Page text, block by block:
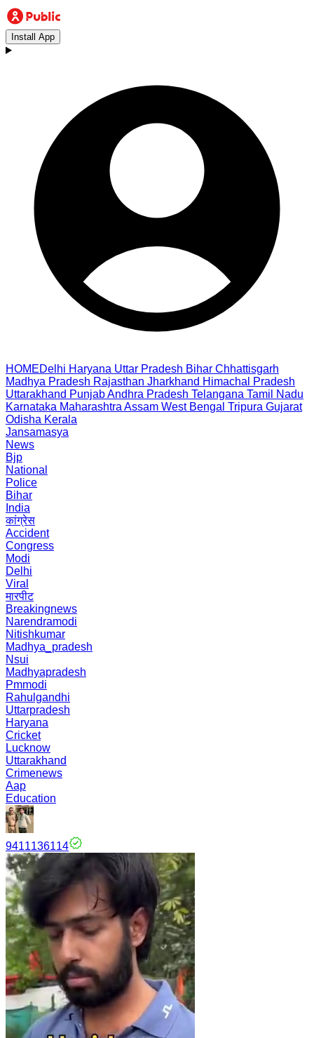
Install App
HOMEDelhi Haryana Uttar Pradesh Bihar Chhattisgarh
Madhya Pradesh Rajasthan Jharkhand Himachal Pradesh
Uttarakhand PunjabAndhra Pradesh Telangana Tamil Nadu
Karnataka Maharashtra Assam West Bengal Tripura Gujarat
Odisha Kerala
Jansamasya
News
Bjp
National
Police
Bihar
India
कांग्रेस
Accident
Congress
Modi
Delhi
Viral
मारपीट
Breakingnews
Narendramodi
Nitishkumar
Madhya_pradesh
Nsui
Madhyapradesh
Pmmodi
Rahulgandhi
Uttarpradesh
Haryana
Cricket
Lucknow
Uttarakhand
Crimenews
Aap
Education
9411136114